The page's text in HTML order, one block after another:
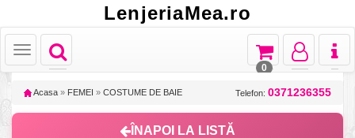
LenjeriaMea.ro
Toggle
navigation
Toggle
Toggle
navigation
Toggle
navigation
Toggle
navigation
0
Acasa » FEMEI » COSTUME DE BAIE Telefon: 0371236355
ÎNAPOI LA LISTĂ